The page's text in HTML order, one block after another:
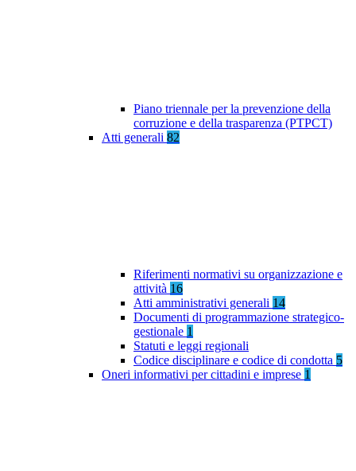
Piano triennale per la prevenzione della
corruzione e della trasparenza (PTPCT)
Atti generali 82
Riferimenti normativi su organizzazione e
attività 16
Atti amministrativi generali 14
Documenti di programmazione strategico-
gestionale 1
Statuti e leggi regionali
Codice disciplinare e codice di condotta 5
Oneri informativi per cittadini e imprese 1